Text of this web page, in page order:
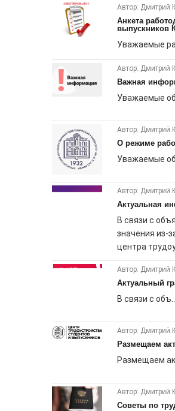
Автор: Дмитрий
Анкета
выпускников
Уважаемые
Автор: Дмитрий
Важная
Уважаемые
Автор: Дмитрий
О режиме
Уважаемые
Автор: Дмитрий
Актуальная
В связи с
значения из-
центра
Автор: Дмитрий
Актуальный
В связи с объ...
Автор: Дмитрий
Размещаем
Размещаем
Автор: Дмитрий
Советы по